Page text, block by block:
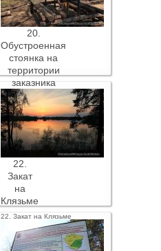
20.
Обустроенная
стоянка на
территории
заказника
20. Обустроенная стоянка на
территории заказника
22.
Закат
на
Клязьме
22. Закат на Клязьме